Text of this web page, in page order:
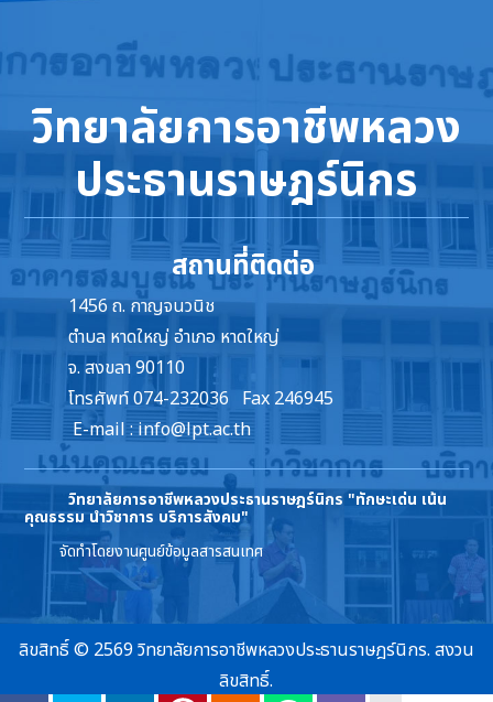
วิทยาลัยการอาชีพหลวง
ประธานราษฎร์นิกร
สถานที่ติดต่อ
1456 ถ. กาญจนวนิช
ตำบล หาดใหญ่ อำเภอ หาดใหญ่
จ. สงขลา 90110
โทรศัพท์ 074-232036 Fax 246945
E-mail : info@lpt.ac.th
วิทยาลัยการอาชีพหลวงประธานราษฎร์นิกร "ทักษะเด่น เน้น
คุณธรรม นำวิชาการ บริการสังคม"
จัดทำโดยงานศูนย์ข้อมูลสารสนเทศ
ลิขสิทธิ์ © 2569 วิทยาลัยการอาชีพหลวงประธานราษฎร์นิกร. สงวน
ลิขสิทธิ์.